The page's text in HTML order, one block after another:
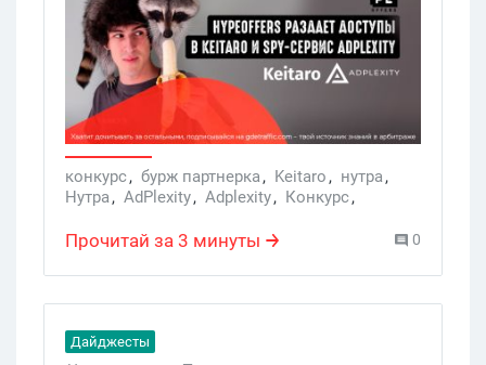
твоего внимания! А чтобы сэкономить
твои кровные на оборотку, HypeOffers
готовы подарить доступы в Keitaro и
Adplexity. Хочешь узнать, больше —
падай на диванчик, рассказываем.
конкурс, бурж партнерка, Keitaro, нутра,
Нутра, AdPlexity, Adplexity, Конкурс,
Прочитай за 3 минуты 0
Дайджесты